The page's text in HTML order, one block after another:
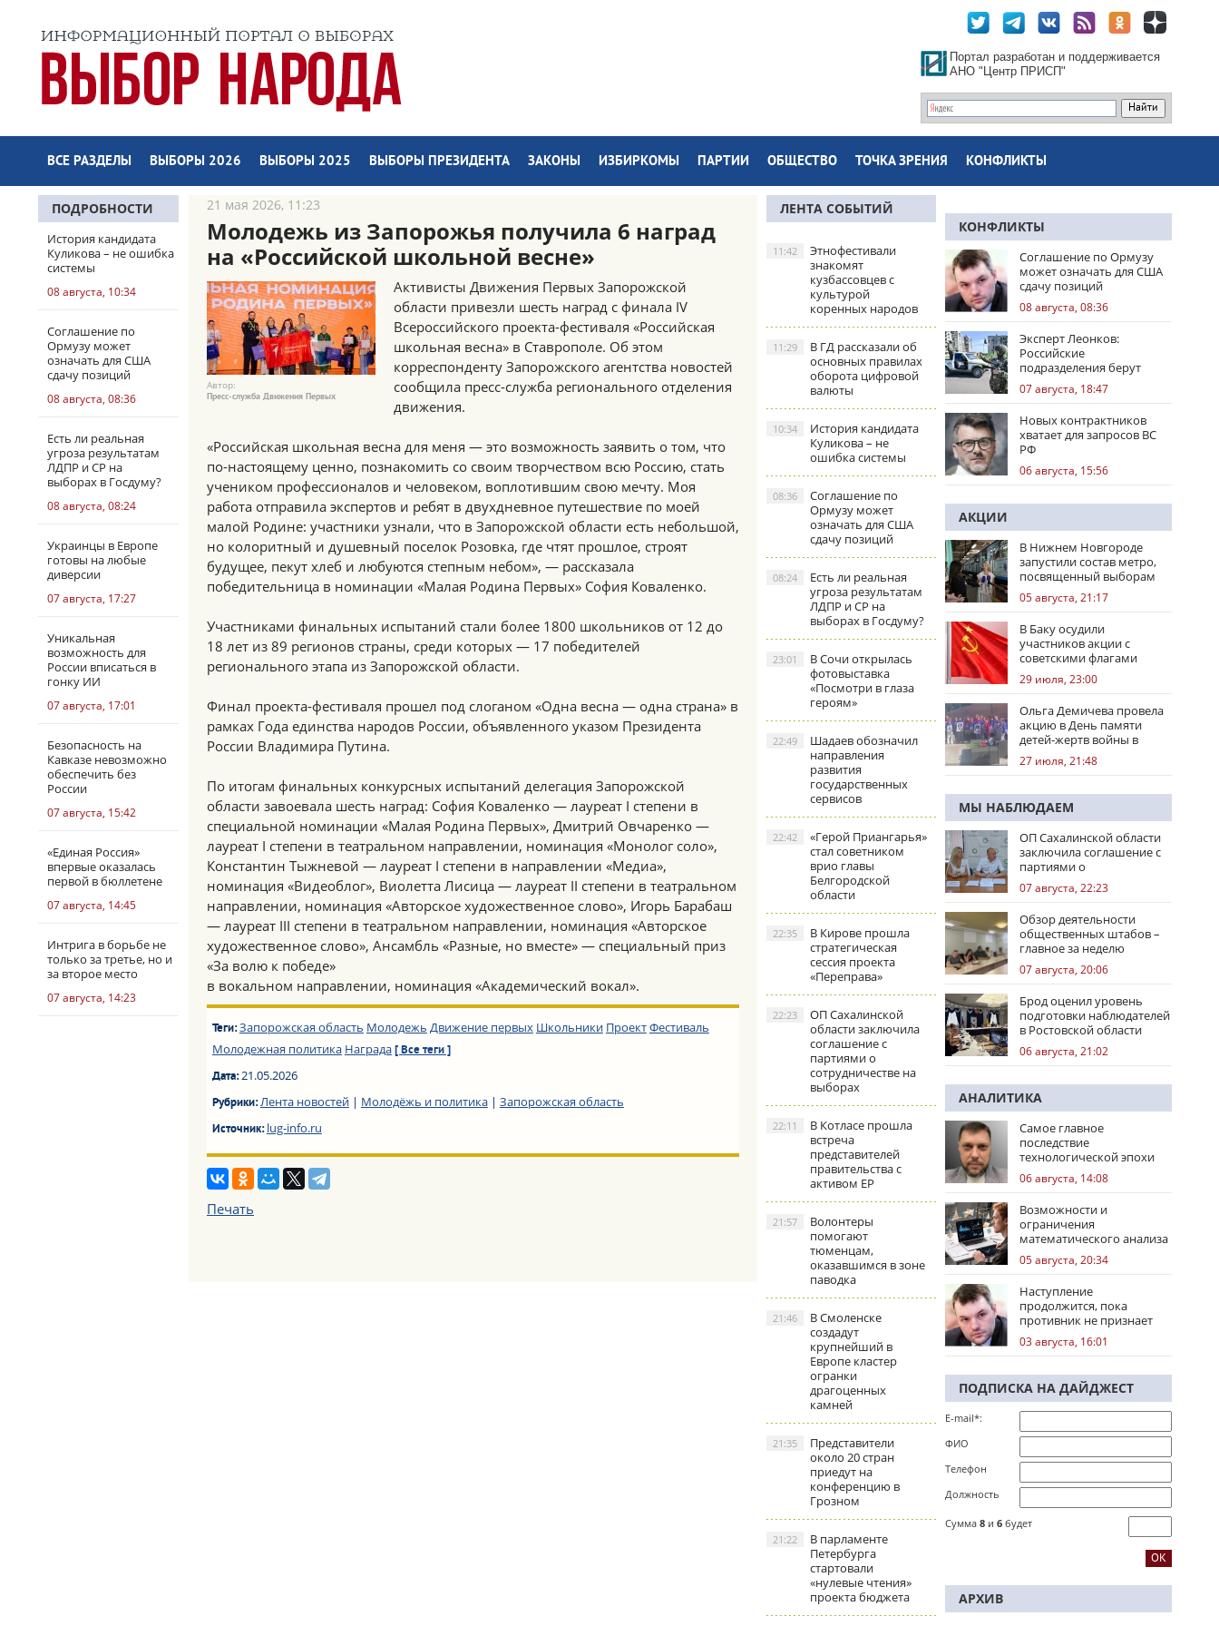
Портал разработан и поддерживается
АНО "Центр ПРИСП"
ВСЕ РАЗДЕЛЫ ВЫБОРЫ 2026 ВЫБОРЫ 2025 ВЫБОРЫ ПРЕЗИДЕНТА ЗАКОНЫ ИЗБИРКОМЫ ПАРТИИ ОБЩЕСТВО ТОЧКА ЗРЕНИЯ КОНФЛИКТЫ
ПОДРОБНОСТИ
История кандидата
Куликова – не ошибка
системы
08 августа, 10:34
Соглашение по
Ормузу может
означать для США
сдачу позиций
08 августа, 08:36
Есть ли реальная
угроза результатам
ЛДПР и СР на
выборах в Госдуму?
08 августа, 08:24
Украинцы в Европе
готовы на любые
диверсии
07 августа, 17:27
Уникальная
возможность для
России вписаться в
гонку ИИ
07 августа, 17:01
Безопасность на
Кавказе невозможно
обеспечить без
России
07 августа, 15:42
«Единая Россия»
впервые оказалась
первой в бюллетене
07 августа, 14:45
Интрига в борьбе не
только за третье, но и
за второе место
07 августа, 14:23
21 мая 2026, 11:23
Молодежь из Запорожья получила 6 наград
на «Российской школьной весне»
Автор:
Пресс-служба Движения Первых
Активисты Движения Первых Запорожской
области привезли шесть наград с финала IV
Всероссийского проекта-фестиваля «Российская
школьная весна» в Ставрополе. Об этом
корреспонденту Запорожского агентства новостей
сообщила пресс-служба регионального отделения
движения.
«Российская школьная весна для меня — это возможность заявить о том, что
по-настоящему ценно, познакомить со своим творчеством всю Россию, стать
учеником профессионалов и человеком, воплотившим свою мечту. Моя
работа отправила экспертов и ребят в двухдневное путешествие по моей
малой Родине: участники узнали, что в Запорожской области есть небольшой,
но колоритный и душевный поселок Розовка, где чтят прошлое, строят
будущее, пекут хлеб и любуются степным небом», — рассказала
победительница в номинации «Малая Родина Первых» София Коваленко.
Участниками финальных испытаний стали более 1800 школьников от 12 до
18 лет из 89 регионов страны, среди которых — 17 победителей
регионального этапа из Запорожской области.
Финал проекта-фестиваля прошел под слоганом «Одна весна — одна страна» в
рамках Года единства народов России, объявленного указом Президента
России Владимира Путина.
По итогам финальных конкурсных испытаний делегация Запорожской
области завоевала шесть наград: София Коваленко — лауреат I степени в
специальной номинации «Малая Родина Первых», Дмитрий Овчаренко —
лауреат I степени в театральном направлении, номинация «Монолог соло»,
Константин Тыжневой — лауреат I степени в направлении «Медиа»,
номинация «Видеоблог», Виолетта Лисица — лауреат II степени в театральном
направлении, номинация «Авторское художественное слово», Игорь Барабаш
— лауреат III степени в театральном направлении, номинация «Авторское
художественное слово», Ансамбль «Разные, но вместе» — специальный приз
«За волю к победе»
в вокальном направлении, номинация «Академический вокал».
Теги:Запорожская область Молодежь Движение первых Школьники ПроектФестиваль
Молодежная политика Награда [ Все теги ]
Дата:21.05.2026
Рубрики:Лента новостей| Молодёжь и политика| Запорожская область
Источник:lug-info.ru
Печать
ЛЕНТА СОБЫТИЙ
Этнофестивали
знакомят
кузбассовцев с
культурой
коренных народов
11:42
В ГД рассказали об
основных правилах
оборота цифровой
валюты
11:29
История кандидата
Куликова – не
ошибка системы
10:34
Соглашение по
Ормузу может
означать для США
сдачу позиций
08:36
Есть ли реальная
угроза результатам
ЛДПР и СР на
выборах в Госдуму?
08:24
В Сочи открылась
фотовыставка
«Посмотри в глаза
героям»
23:01
Шадаев обозначил
направления
развития
государственных
сервисов
22:49
«Герой Приангарья»
стал советником
врио главы
Белгородской
области
22:42
В Кирове прошла
стратегическая
сессия проекта
«Переправа»
22:35
ОП Сахалинской
области заключила
соглашение с
партиями о
сотрудничестве на
выборах
22:23
В Котласе прошла
встреча
представителей
правительства с
активом ЕР
22:11
Волонтеры
помогают
тюменцам,
оказавшимся в зоне
паводка
21:57
В Смоленске
создадут
крупнейший в
Европе кластер
огранки
драгоценных
камней
21:46
Представители
около 20 стран
приедут на
конференцию в
Грозном
21:35
В парламенте
Петербурга
стартовали
«нулевые чтения»
проекта бюджета
21:22
КОНФЛИКТЫ
Соглашение по Ормузу
может означать для США
сдачу позиций
08 августа, 08:36
Эксперт Леонков:
Российские
подразделения берут
Доброполье в клещи
07 августа, 18:47
Новых контрактников
хватает для запросов ВС
РФ
06 августа, 15:56
АКЦИИ
В Нижнем Новгороде
запустили состав метро,
посвященный выборам
05 августа, 21:17
В Баку осудили
участников акции с
советскими флагами
29 июля, 23:00
Ольга Демичева провела
акцию в День памяти
детей-жертв войны в
Донбассе
27 июля, 21:48
МЫ НАБЛЮДАЕМ
ОП Сахалинской области
заключила соглашение с
партиями о
сотрудничестве на
выборах
07 августа, 22:23
Обзор деятельности
общественных штабов –
главное за неделю
07 августа, 20:06
Брод оценил уровень
подготовки наблюдателей
в Ростовской области
06 августа, 21:02
АНАЛИТИКА
Самое главное
последствие
технологической эпохи
06 августа, 14:08
Возможности и
ограничения
математического анализа
избирательных кампаний
05 августа, 20:34
Наступление
продолжится, пока
противник не признает
стратегическое
поражение
03 августа, 16:01
ПОДПИСКА НА ДАЙДЖЕСТ
E-mail*:
ФИО
Телефон
Должность
Сумма 8 и 6 будет
АРХИВ